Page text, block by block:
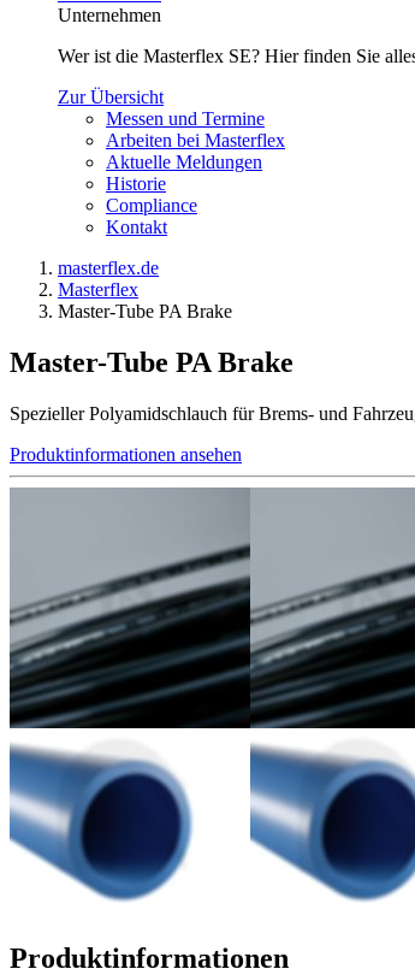
Unternehmen
Wer ist die Masterflex SE? Hier finden Sie
Zur Übersicht
Messen und Termine
Arbeiten bei Masterflex
Aktuelle Meldungen
Historie
Compliance
Kontakt
masterflex.de
Masterflex
Master-Tube PA Brake
Master-Tube PA Brake
Spezieller Polyamidschlauch für Brems- und
Produktinformationen ansehen
Produktinformationen